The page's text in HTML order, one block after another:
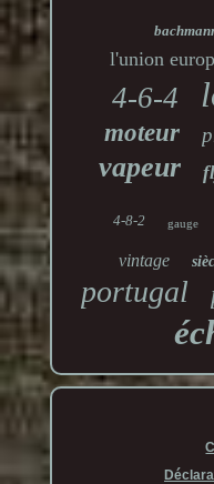
l'union
4-6-4
moteur
vapeur
4-8-2 gauge
vintage
portugal